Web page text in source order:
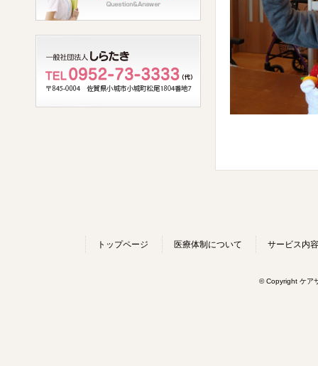
トップページ 医療体制について サービス内容
© Copyright ケア